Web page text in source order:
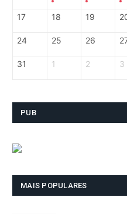
17 18 19
24 25 26
31 1 2 3
PUB
MAIS POPULARES